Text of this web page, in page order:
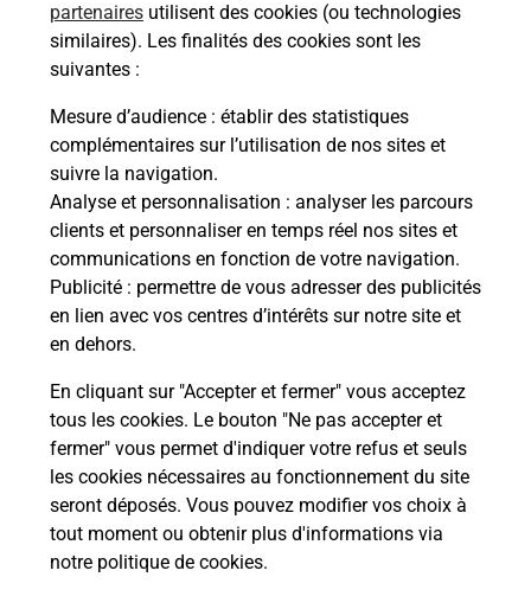
partenaires utilisent des cookies (ou technologies
similaires). Les finalités des cookies sont les
suivantes :
Mesure d’audience : établir des statistiques
complémentaires sur l’utilisation de nos sites et
suivre la navigation.
Analyse et personnalisation : analyser les parcours
clients et personnaliser en temps réel nos sites et
communications en fonction de votre navigation.
Publicité : permettre de vous adresser des publicités
en lien avec vos centres d’intérêts sur notre site et
en dehors.
En cliquant sur "Accepter et fermer" vous acceptez
tous les cookies. Le bouton "Ne pas accepter et
fermer" vous permet d'indiquer votre refus et seuls
les cookies nécessaires au fonctionnement du site
seront déposés. Vous pouvez modifier vos choix à
tout moment ou obtenir plus d'informations via
notre politique de cookies.
Quel âge minimum faut-il pour
passer le permis bateau ?
Combien coûte le code bateau ?
Combien de temps est valable le
code bateau ?
Peut-on passer le permis bateau
avec le CPF ?